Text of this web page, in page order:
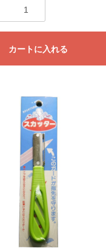
カートに入れる